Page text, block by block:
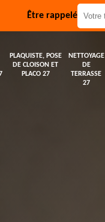
Être rappelé
PLAQUISTE, POSE
DE CLOISON ET
PLACO 27
NETTOYAGE
DE
TERRASSE
27